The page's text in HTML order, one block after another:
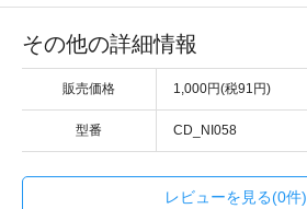
その他の詳細情報
販売価格 1,000円(税91円)
型番 CD_NI058
レビューを見る(0件)